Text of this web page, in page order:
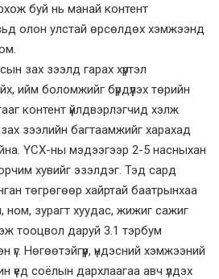
буй нь манай контент
олон улстай өрсөлдөх хэмжээнд
зах зээлд гарах хүртэл
ийм боломжийг бүрдүүлэх төрийн
контент үйлдвэрлэгчид хэлж
зээлийн багтаамжийг харахад
ҮСХ-ны мэдээ­гээр 2-5 насныхан
хувийг эзэлдэг. Тэд сард
төгрөгөөр хайртай баатрынхаа
ном, зурагт хуудас, жижиг сажиг
тооцвол даруй 3.1 тэрбум
үг. Нөгөөтэйгүүр, үндэсний хэмжээний
үед соёлын дархлаагаа авч үлдэх